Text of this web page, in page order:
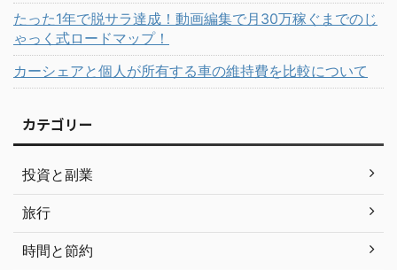
たった1年で脱サラ達成！動画編集で月30万稼ぐまでのじ
ゃっく式ロードマップ！
カーシェアと個人が所有する車の維持費を比較について
カテゴリー
投資と副業
旅行
時間と節約